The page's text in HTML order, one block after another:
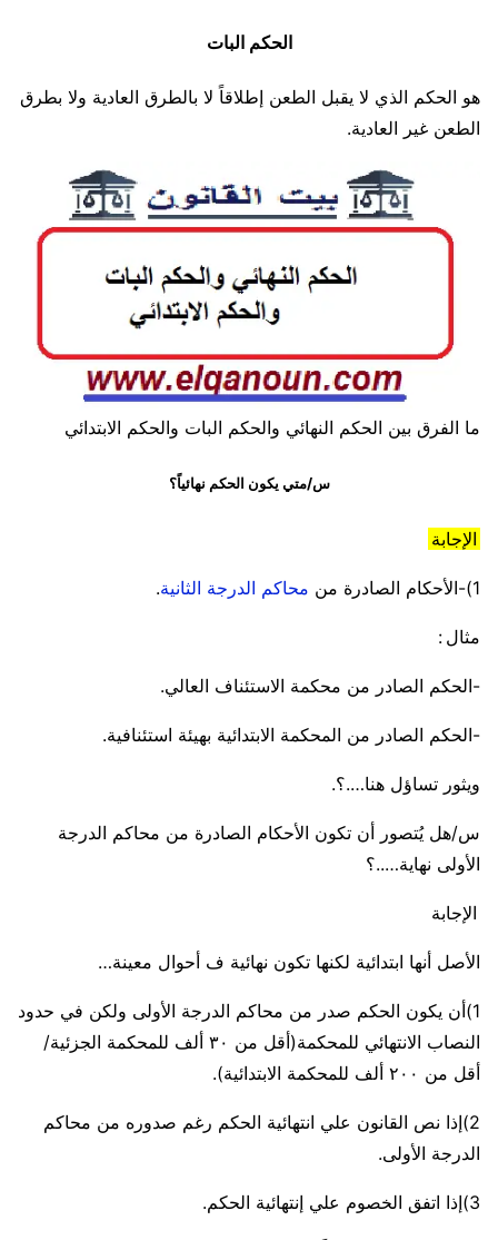
الحكم البات
هو الحكم الذي لا يقبل الطعن إطلاقاً لا بالطرق العادية ولا بطرق
الطعن غير العادية.
ما الفرق بين الحكم النهائي والحكم البات والحكم الابتدائي
س/متي يكون الحكم نهائياً؟
الإجابة
1)-الأحكام الصادرة من محاكم الدرجة الثانية.
مثال :
-الحكم الصادر من محكمة الاستئناف العالي.
-الحكم الصادر من المحكمة الابتدائية بهيئة استئنافية.
ويثور تساؤل هنا….؟.
س/هل يُتصور أن تكون الأحكام الصادرة من محاكم الدرجة
الأولى نهاية…..؟
الإجابة
الأصل أنها ابتدائية لكنها تكون نهائية ف أحوال معينة…
1)أن يكون الحكم صدر من محاكم الدرجة الأولى ولكن في حدود
النصاب الانتهائي للمحكمة(أقل من ٣٠ ألف للمحكمة الجزئية/
أقل من ٢٠٠ ألف للمحكمة الابتدائية).
2)إذا نص القانون علي انتهائية الحكم رغم صدوره من محاكم
الدرجة الأولى.
3)إذا اتفق الخصوم علي إنتهائية الحكم.